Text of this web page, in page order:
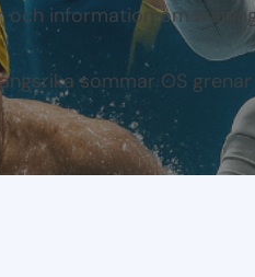
information om
sommar OS grenar